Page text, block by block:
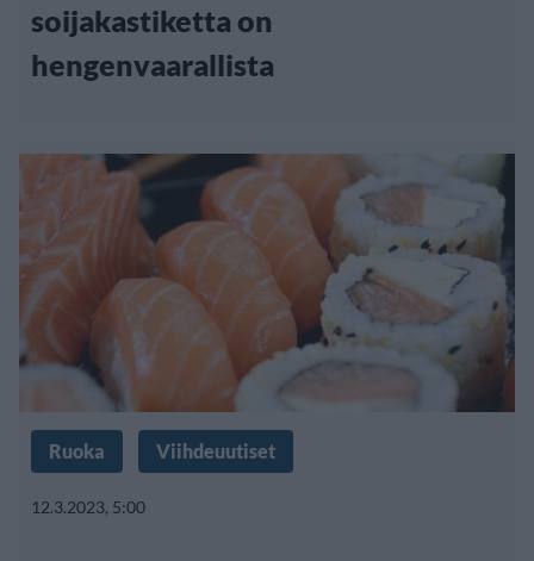
soijakastiketta on
hengenvaarallista
Ruoka Viihdeuutiset
12.3.2023, 5:00